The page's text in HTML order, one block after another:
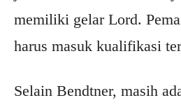
memiliki gelar Lord.
harus masuk kualifikasi
Selain Bendtner, masih